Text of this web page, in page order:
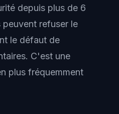
depuis plus de 6
peuvent refuser le
le défaut de
C'est une
plus fréquemment